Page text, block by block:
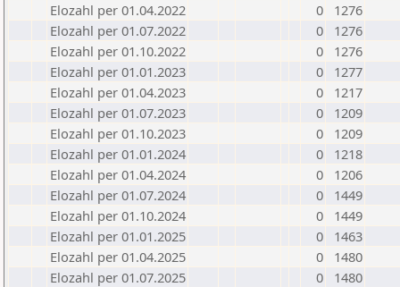
Elozahl per 01.04.2022
0
1276
Elozahl per 01.07.2022
0
1276
Elozahl per 01.10.2022
0
1276
Elozahl per 01.01.2023
0
1277
Elozahl per 01.04.2023
0
1217
Elozahl per 01.07.2023
0
1209
Elozahl per 01.10.2023
0
1209
Elozahl per 01.01.2024
0
1218
Elozahl per 01.04.2024
0
1206
Elozahl per 01.07.2024
0
1449
Elozahl per 01.10.2024
0
1449
Elozahl per 01.01.2025
0
1463
Elozahl per 01.04.2025
0
1480
Elozahl per 01.07.2025
0
1480